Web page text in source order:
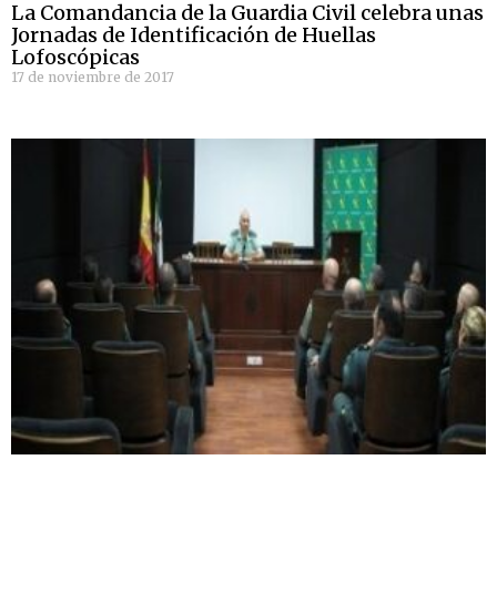
La Comandancia de la Guardia Civil celebra unas
Jornadas de Identificación de Huellas
Lofoscópicas
17 de noviembre de 2017